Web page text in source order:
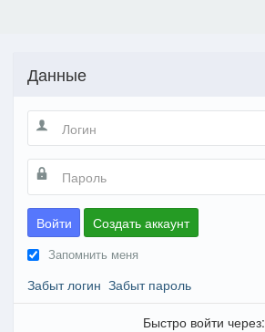
Данные
Войти Создать аккаунт
Запомнить меня
Забыт логин Забыт пароль
Быстро войти через: